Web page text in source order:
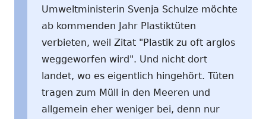
Umweltministerin Svenja Schulze möchte
ab kommenden Jahr Plastiktüten
verbieten, weil Zitat "Plastik zu oft arglos
weggeworfen wird". Und nicht dort
landet, wo es eigentlich hingehört. Tüten
tragen zum Müll in den Meeren und
allgemein eher weniger bei, denn nur